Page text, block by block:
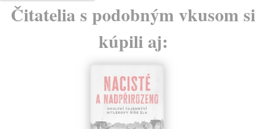
Čitatelia s podobným vkusom si
kúpili aj: